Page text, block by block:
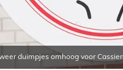
duimpjes omhoog voor